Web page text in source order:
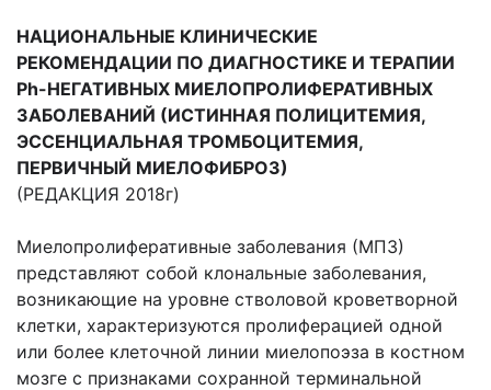
НАЦИОНАЛЬНЫЕ КЛИНИЧЕСКИЕ
РЕКОМЕНДАЦИИ ПО ДИАГНОСТИКЕ И ТЕРАПИИ
Ph-НЕГАТИВНЫХ МИЕЛОПРОЛИФЕРАТИВНЫХ
ЗАБОЛЕВАНИЙ (ИСТИННАЯ ПОЛИЦИТЕМИЯ,
ЭССЕНЦИАЛЬНАЯ ТРОМБОЦИТЕМИЯ,
ПЕРВИЧНЫЙ МИЕЛОФИБРОЗ)
(РЕДАКЦИЯ 2018г)
Миелопролиферативные заболевания (МПЗ)
представляют собой клональные заболевания,
возникающие на уровне стволовой кроветворной
клетки, характеризуются пролиферацией одной
или более клеточной линии миелопоэза в костном
мозге с признаками сохранной терминальной